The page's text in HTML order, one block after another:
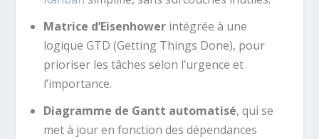
Matrice d’Eisenhowerintégrée à une
logique GTD (Getting Things Done), pour
prioriser les tâches selon l’urgence et
l’importance.
Diagramme de Gantt automatisé, qui se
met à jour en fonction des dépendances